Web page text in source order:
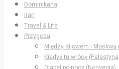
Dominikana
Iran
Travel & Life
Przygoda
Między Kijowem i Moskwą
Kiedyś tu wrócę
Diabeł północy (Norwegia)